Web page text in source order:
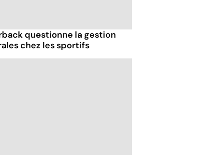
questionne la gestion
chez les sportifs